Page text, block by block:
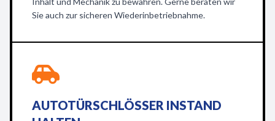
Sie auch zur sicheren Wiederinbetriebnahme.
AUTOTÜRSCHLÖSSER INSTAND